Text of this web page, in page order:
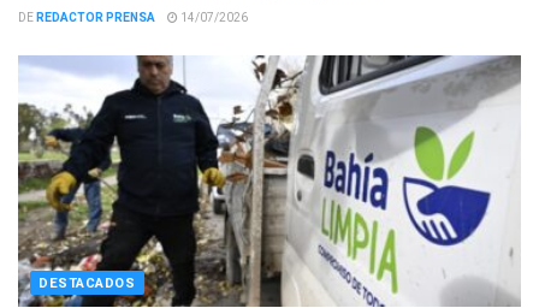
DEREDACTOR PRENSA 14/07/2026
DESTACADOS